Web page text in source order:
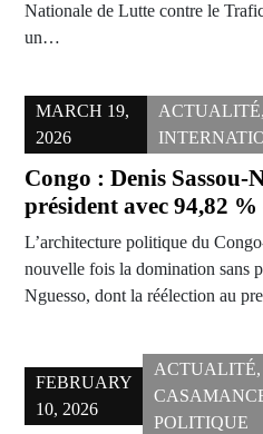
Nationale de Lutte contre le
un…
MARCH 19,
2026
ACTUALITÉ,
Congo : Denis Sassou-
président avec 94,82
L’architecture politique du
nouvelle fois la domination sans
Nguesso, dont la réélection au
FEBRUARY
10, 2026
ACTUALITÉ,
POLITIQUE